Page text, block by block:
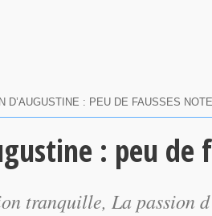
D’AUGUSTINE : PEU DE FAUSSES
: peu de
tranquille, La passion